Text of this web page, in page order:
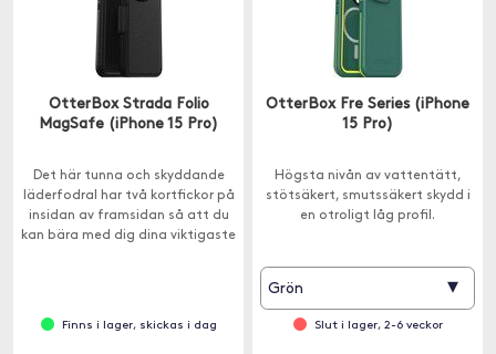
OtterBox Strada Folio
MagSafe (iPhone 15 Pro)
Det här tunna och skyddande
läderfodral har två kortfickor på
insidan av framsidan så att du
kan bära med dig dina viktigaste
Finns i lager, skickas i dag
OtterBox Fre Series (iPhone
15 Pro)
Högsta nivån av vattentätt,
stötsäkert, smutssäkert skydd i
en otroligt låg profil.
Grön ▾
Slut i lager, 2-6 veckor